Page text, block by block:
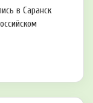
в Саранск